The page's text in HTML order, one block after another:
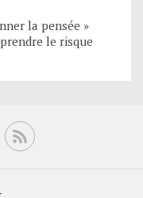
la pensée »
le risque